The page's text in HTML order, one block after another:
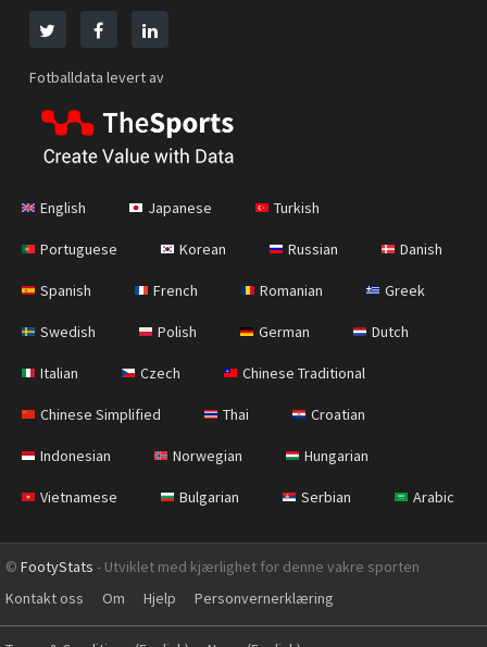
Fotballdata levert av
English Japanese Turkish
Portuguese Korean Russian Danish
Spanish French Romanian Greek
Swedish Polish German Dutch
Italian Czech Chinese Traditional
Chinese Simplified Thai Croatian
Indonesian Norwegian Hungarian
Vietnamese Bulgarian Serbian Arabic
© FootyStats - Utviklet med kjærlighet for denne vakre sporten
Kontakt oss
Om Hjelp Personvernerklæring